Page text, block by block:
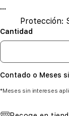
...
Protección:
Cantidad
Contado o Meses
*Meses sin intereses